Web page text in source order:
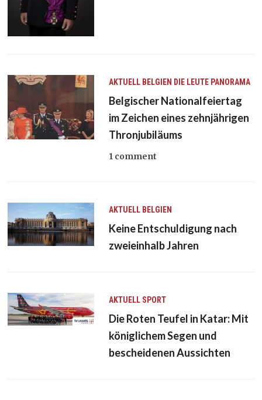
AKTUELL BELGIEN DIE LEUTE PANORAMA
Belgischer Nationalfeiertag
im Zeichen eines zehnjährigen
Thronjubiläums
1 comment
AKTUELL BELGIEN
Keine Entschuldigung nach
zweieinhalb Jahren
AKTUELL SPORT
Die Roten Teufel in Katar: Mit
königlichem Segen und
bescheidenen Aussichten